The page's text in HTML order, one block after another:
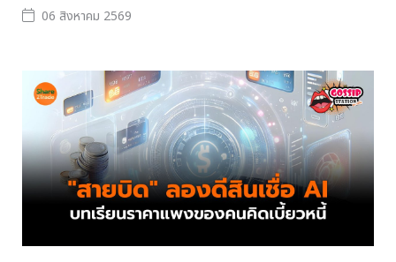
06 สิงหาคม 2569